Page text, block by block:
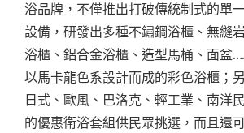
浴品牌，不僅推出打破傳統制式的單
設備，研發出多種不鏽鋼浴櫃、無縫
浴櫃、鋁合金浴櫃、造型馬桶、面盆
以馬卡龍色系設計而成的彩色浴櫃；
日式、歐風、巴洛克、輕工業、南洋
的優惠衛浴套組供民眾挑選，而且還